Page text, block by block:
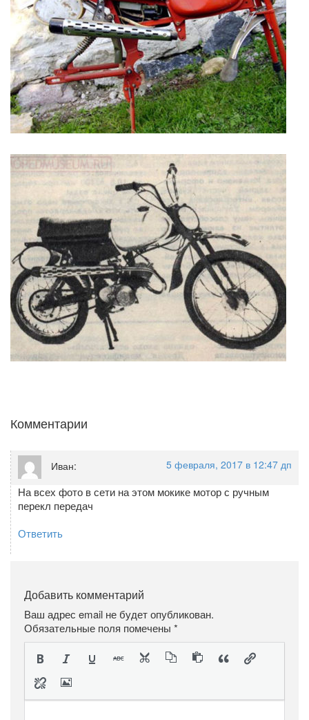
Комментарии
Иван: 5 февраля, 2017 в 12:47 дп
На всех фото в сети на этом мокике мотор с ручным
перекл передач
Ответить
Добавить комментарий
Ваш адрес email не будет опубликован.
Обязательные поля помечены *